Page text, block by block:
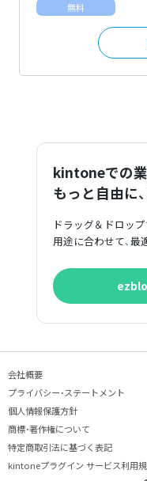
無料
kintoneでの
もっと自由に
ドラッグ＆ドロップ
用途に合わせて、最
会社概要
プライバシー・ステートメント
個人情報保護方針
商標・著作権について
特定商取引法に基づく表記
kintoneプラグイン サービス利用